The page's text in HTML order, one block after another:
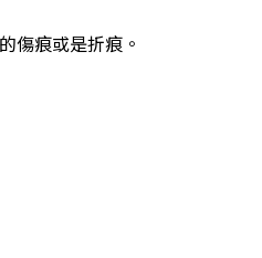
傷痕或是折痕。